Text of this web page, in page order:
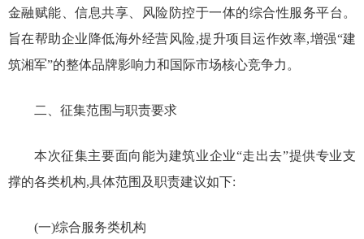
金融赋能、信息共享、风险防控于一体的综合性服务平台。
旨在帮助企业降低海外经营风险,提升项目运作效率,增强“建
筑湘军”的整体品牌影响力和国际市场核心竞争力。
二、征集范围与职责要求
本次征集主要面向能为建筑业企业“走出去”提供专业支
撑的各类机构,具体范围及职责建议如下:
(一)综合服务类机构